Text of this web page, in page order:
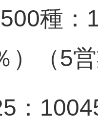
500種
）（5
：